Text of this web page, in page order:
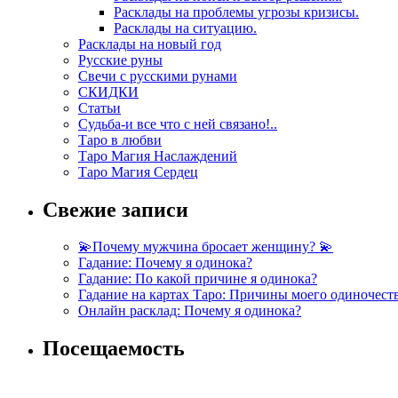
Расклады на проблемы угрозы кризисы.
Расклады на ситуацию.
Расклады на новый год
Русские руны
Свечи с русскими рунами
СКИДКИ
Статьи
Судьба-и все что с ней связано!..
Таро в любви
Таро Магия Наслаждений
Таро Магия Сердец
Свежие записи
💫Почему мужчина бросает женщину? 💫
Гадание: Почему я одинока?
Гадание: По какой причине я одинока?
Гадание на картах Таро: Причины моего
Онлайн расклад: Почему я одинока?
Посещаемость